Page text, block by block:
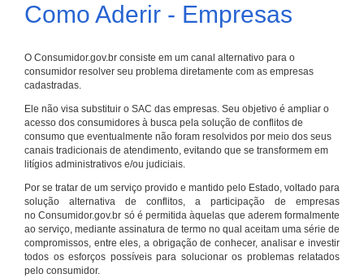
Como Aderir - Empresas
O Consumidor.gov.br consiste em um canal alternativo para o
consumidor resolver seu problema diretamente com as empresas
cadastradas.
Ele não visa substituir o SAC das empresas. Seu objetivo é ampliar o
acesso dos consumidores à busca pela solução de conflitos de
consumo que eventualmente não foram resolvidos por meio dos seus
canais tradicionais de atendimento, evitando que se transformem em
litígios administrativos e/ou judiciais.
Por se tratar de um serviço provido e mantido pelo Estado, voltado para
solução alternativa de conflitos, a participação de empresas
no Consumidor.gov.br só é permitida àquelas que aderem formalmente
ao serviço, mediante assinatura de termo no qual aceitam uma série de
compromissos, entre eles, a obrigação de conhecer, analisar e investir
todos os esforços possíveis para solucionar os problemas relatados
pelo consumidor.